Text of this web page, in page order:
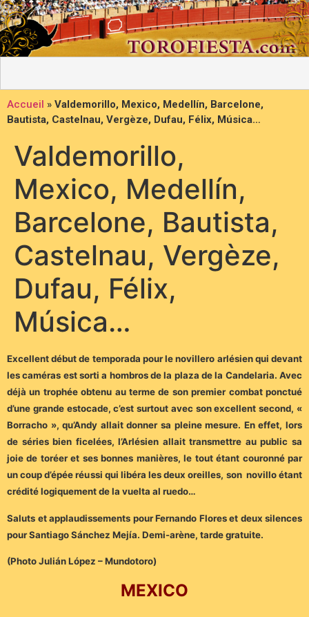
Accueil » Valdemorillo, Mexico, Medellín, Barcelone,
Bautista, Castelnau, Vergèze, Dufau, Félix, Música…
Valdemorillo,
Mexico, Medellín,
Barcelone, Bautista,
Castelnau, Vergèze,
Dufau, Félix,
Música…
Excellent début de temporada pour le novillero arlésien qui devant
les caméras est sorti a hombros de la plaza de la Candelaria. Avec
déjà un trophée obtenu au terme de son premier combat ponctué
d’une grande estocade, c’est surtout avec son excellent second, «
Borracho », qu’Andy allait donner sa pleine mesure. En effet, lors
de séries bien ficelées, l’Arlésien allait transmettre au public sa
joie de toréer et ses bonnes manières, le tout étant couronné par
un coup d’épée réussi qui libéra les deux oreilles, son novillo étant
crédité logiquement de la vuelta al ruedo…
Saluts et applaudissements pour Fernando Flores et deux silences
pour Santiago Sánchez Mejía. Demi-arène, tarde gratuite.
(Photo Julián López – Mundotoro)
MEXICO